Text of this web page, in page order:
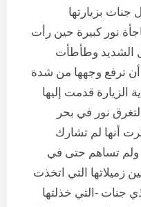
بزيارتها
نور كبيرة حين رأت
الشديد وطأطأت
ترفع وجهها من شدة
الزيارة قدمت إليها
لتغرق نور في بحر
أنها لم تشارك
ولم تساهم حتى في
زميلاتها التي اتخذت
جنات -التي خذلتها